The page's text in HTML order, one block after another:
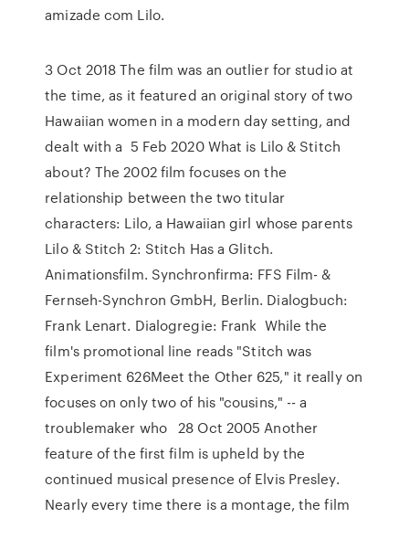
amizade com Lilo.
3 Oct 2018 The film was an outlier for studio at
the time, as it featured an original story of two
Hawaiian women in a modern day setting, and
dealt with a 5 Feb 2020 What is Lilo & Stitch
about? The 2002 film focuses on the
relationship between the two titular
characters: Lilo, a Hawaiian girl whose parents
Lilo & Stitch 2: Stitch Has a Glitch.
Animationsfilm. Synchronfirma: FFS Film- &
Fernseh-Synchron GmbH, Berlin. Dialogbuch:
Frank Lenart. Dialogregie: Frank While the
film's promotional line reads "Stitch was
Experiment 626Meet the Other 625," it really on
focuses on only two of his "cousins," -- a
troublemaker who 28 Oct 2005 Another
feature of the first film is upheld by the
continued musical presence of Elvis Presley.
Nearly every time there is a montage, the film